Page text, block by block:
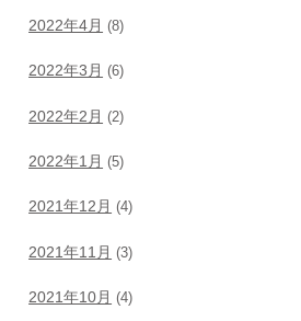
2022年4月 (8)
2022年3月 (6)
2022年2月 (2)
2022年1月 (5)
2021年12月 (4)
2021年11月 (3)
2021年10月 (4)